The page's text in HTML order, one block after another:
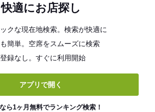
快適にお店探し
クな現在地検索。検索が快適に
簡単。空席をスムーズに検索
録なし。すぐに利用開始
アプリで開く
ら1ヶ月無料でランキング検索！